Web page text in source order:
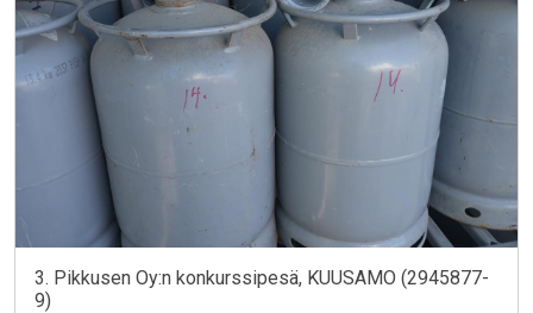
3. Pikkusen Oy:n konkurssipesä, KUUSAMO (2945877-
9)